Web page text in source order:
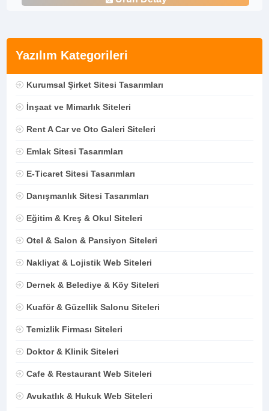
Yazılım Kategorileri
Kurumsal Şirket Sitesi Tasarımları
İnşaat ve Mimarlık Siteleri
Rent A Car ve Oto Galeri Siteleri
Emlak Sitesi Tasarımları
E-Ticaret Sitesi Tasarımları
Danışmanlık Sitesi Tasarımları
Eğitim & Kreş & Okul Siteleri
Otel & Salon & Pansiyon Siteleri
Nakliyat & Lojistik Web Siteleri
Dernek & Belediye & Köy Siteleri
Kuaför & Güzellik Salonu Siteleri
Temizlik Firması Siteleri
Doktor & Klinik Siteleri
Cafe & Restaurant Web Siteleri
Avukatlık & Hukuk Web Siteleri